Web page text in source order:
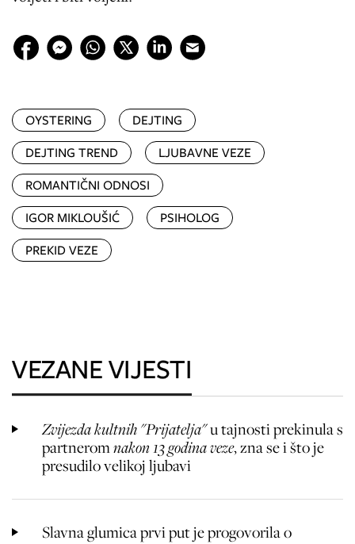
OYSTERING
DEJTING
DEJTING TREND
LJUBAVNE VEZE
ROMANTIČNI ODNOSI
IGOR MIKLOUŠIĆ
PSIHOLOG
PREKID VEZE
VEZANE VIJESTI
Zvijezda kultnih "Prijatelja"u tajnosti prekinula s
partneromnakon 13 godina veze, zna se i što je
presudilo velikoj ljubavi
Slavna glumica prvi put je progovorila o